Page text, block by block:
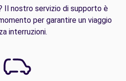
Il nostro servizio di supporto è
per garantire un viaggio
interruzioni.